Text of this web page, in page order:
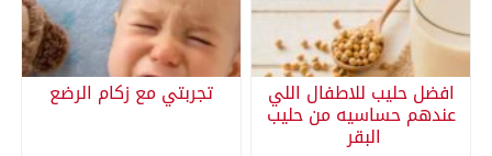
افضل حليب للاطفال اللي
عندهم حساسيه من حليب
البقر
تجربتي مع زكام الرضع